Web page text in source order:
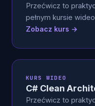
Przećwicz to
pełnym kursie
Zobacz kurs →
KURS WIDEO
C# Clean
Przećwicz to